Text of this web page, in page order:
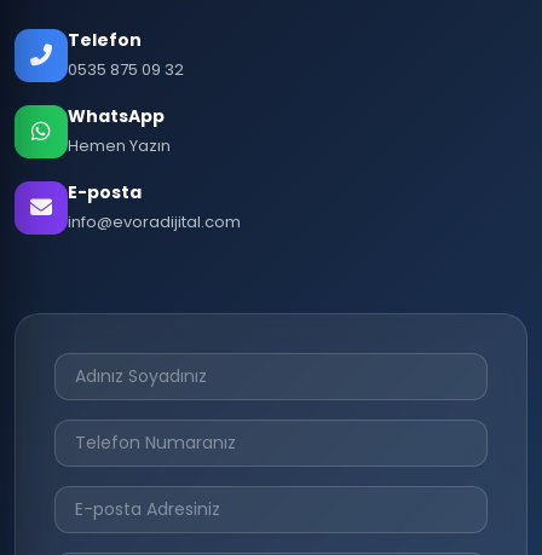
Telefon
0535 875 09 32
WhatsApp
Hemen Yazın
E-posta
info@evoradijital.com